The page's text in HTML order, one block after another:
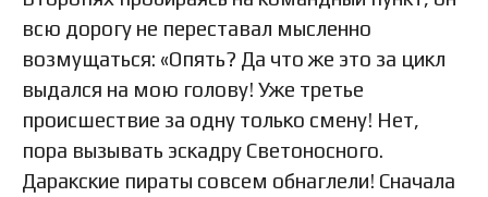
всю дорогу не переставал мысленно
возмущаться: «Опять? Да что же это за цикл
выдался на мою голову! Уже третье
происшествие за одну только смену! Нет,
пора вызывать эскадру Светоносного.
Даракские пираты совсем обнаглели! Сначала